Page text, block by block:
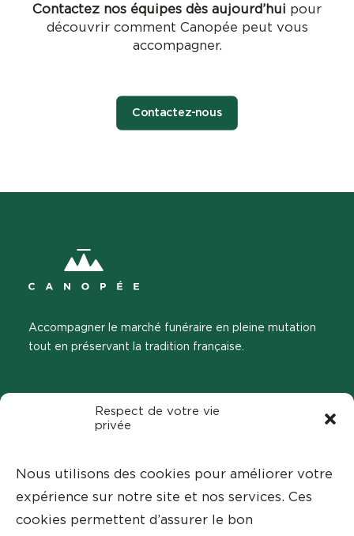
Respect de votre vie
privée
Nous utilisons des cookies pour améliorer votre
expérience sur notre site et nos services. Ces
cookies permettent d’assurer le bon
Contactez nos équipes dès aujourd’hui pour
découvrir comment Canopée peut vous
accompagner.
Contactez-nous
Accompagner le marché funéraire en pleine mutation
tout en préservant la tradition française.
coordonnées afin d’être contacté.